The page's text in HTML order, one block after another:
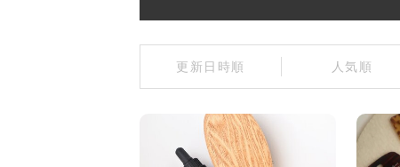
トリ
仕上
トリー
大きく
の塗り...
髪の
へ！
2026春
すみカ
く...
2026
新ト
2026年
ルでエ
解...
美容
い？
しばら
ろそろ
思って...
ヘッ
らな
血行を
効果が...
さろめ
髪を
い方
髪をき
ムを増
頭皮の...
発酵
何が
スキン
ンプー
などの...
ミニ
少な
「たく
に、実
ものば
針で
の効
フェイ
いうお
しょう...
化粧
毛」
顔の産
で抜く
感じて...
2026
イド
最近、
気がす
じつは...
と種
でき
ふと鏡
果。
魅力
痩身エ
更新日時順 人気順